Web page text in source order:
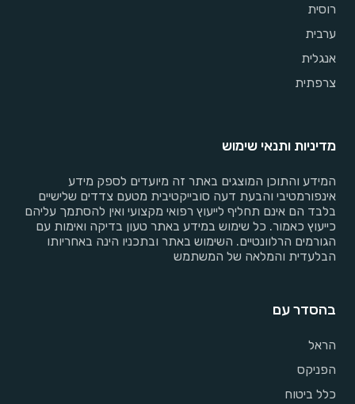
רוסית
ערבית
אנגלית
צרפתית
מדיניות ותנאי שימוש
המידע והתוכן המוצגים באתר זה מיועדים לספק מידע
אינפורמטיבי והבעת דעה סובייקטיבית מטעם צדדים שלישיים
בלבד הם אינם תחליף לייעוץ רפואי מקצועי ואין להסתמך עליהם
כייעוץ כאמור. כל שימוש במידע באתר טעון בדיקה ואימות עם
הגורמים הרלוונטיים. השימוש באתר ובתכניו הינה באחריותו
הבלעדית והמלאה של המשתמש
בהסדר עם
הראל
הפניקס
כלל ביטוח